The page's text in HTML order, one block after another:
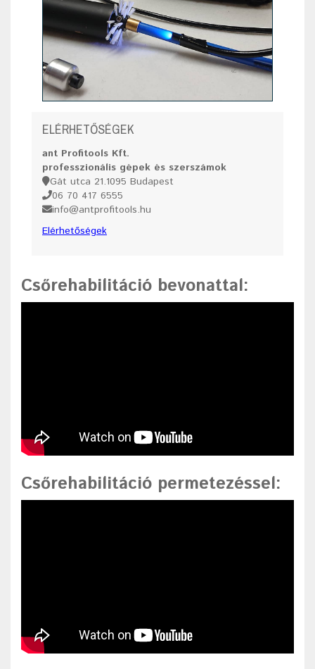
ELÉRHETŐSÉGEK
ant Profitools Kft.
professzionális gépek és szerszámok
Gát utca 21.1095 Budapest
06 70 417 6555
info@antprofitools.hu
Elérhetőségek
Csőrehabilitáció bevonattal:
Csőrehabilitáció permetezéssel: